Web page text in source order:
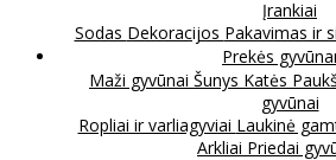
Įrankiai
Sodas Dekoracijos Pakavimas ir
Prekės
Maži gyvūnai Šunys Katės
gyvūnai
Ropliai ir varliagyviai Laukinė
Arkliai Priedai